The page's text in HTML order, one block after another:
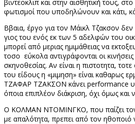
βιντεοκλιπ και στην αισθητική τους,
φωτισμοί που υποδηλώνουν και κάτι,
Ββαια, έργο για τον Μάικλ Τζακσον
γιος του ενός εκ των 5 αδελφών του
μπορεί από μεριας ημιμάθειας να
τοσο εύκολα αντιγράφονται οι
σκηνοθεσίας. Αν είναι η πιστοτητα,
του είδους η «μιμηση» είναι καθαρως
ΤΖΑΦΑΡ ΤΖΑΚΣΟΝ κάνειperformance
όποια επιπλέον διάκριση, όχι όμως
Ο ΚΟΛΜΑΝ ΝΤΟΜΙΝΓΚΟ, που παίζει τον
με απαλότητα, πρεπει από τον